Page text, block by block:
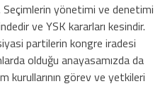
Seçimlerin yönetimi ve denetimi
ve YSK kararları kesindir.
partilerin kongre iradesi
olduğu anayasamızda da
kurullarının görev ve yetkileri